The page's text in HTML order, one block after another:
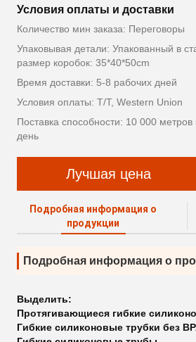
Условия оплаты и доставки
Количество мин заказа: Переговоры
Упаковывая детали: Упакованный в
размер коробок: 35*40*50cm
Время доставки: 5-8 рабочих дней
Условия оплаты: T/T, Western Union
Поставка способности: 10 000
день
Лучшая цена
Подробная информация о
продукции
Подробная информация о
Выделить:
Протягивающиеся гибкие
Гибкие силиконовые трубки без